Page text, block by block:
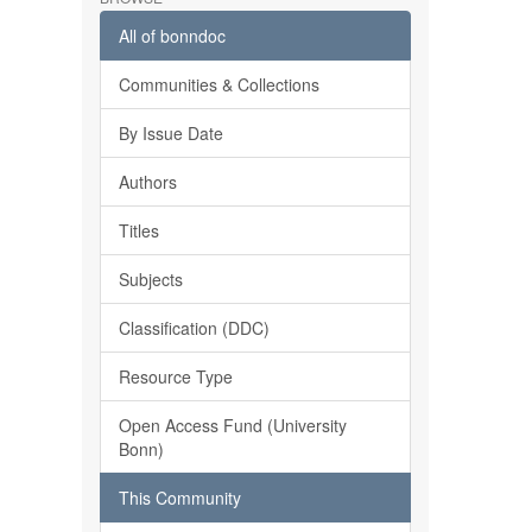
All of bonndoc
Communities & Collections
By Issue Date
Authors
Titles
Subjects
Classification (DDC)
Resource Type
Open Access Fund (University
Bonn)
This Community